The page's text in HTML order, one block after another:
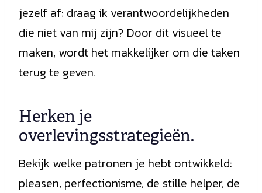
jezelf af: draag ik verantwoordelijkheden
die niet van mij zijn? Door dit visueel te
maken, wordt het makkelijker om die taken
terug te geven.
Herken je
overlevingsstrategieën.
Bekijk welke patronen je hebt ontwikkeld:
pleasen, perfectionisme, de stille helper, de